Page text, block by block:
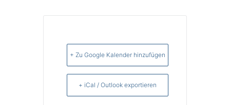
+ Zu Google Kalender hinzufügen
+ iCal / Outlook exportieren